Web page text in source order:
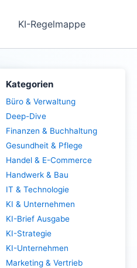
KI-Regelmappe
Kategorien
Büro & Verwaltung
Deep-Dive
Finanzen & Buchhaltung
Gesundheit & Pflege
Handel & E-Commerce
Handwerk & Bau
IT & Technologie
KI & Unternehmen
KI-Brief Ausgabe
KI-Strategie
KI-Unternehmen
Marketing & Vertrieb